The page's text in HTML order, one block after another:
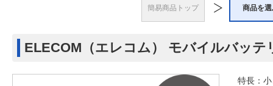
簡易商品トップ 商品を
ELECOM（エレコム） モバイルバッテ
特長：